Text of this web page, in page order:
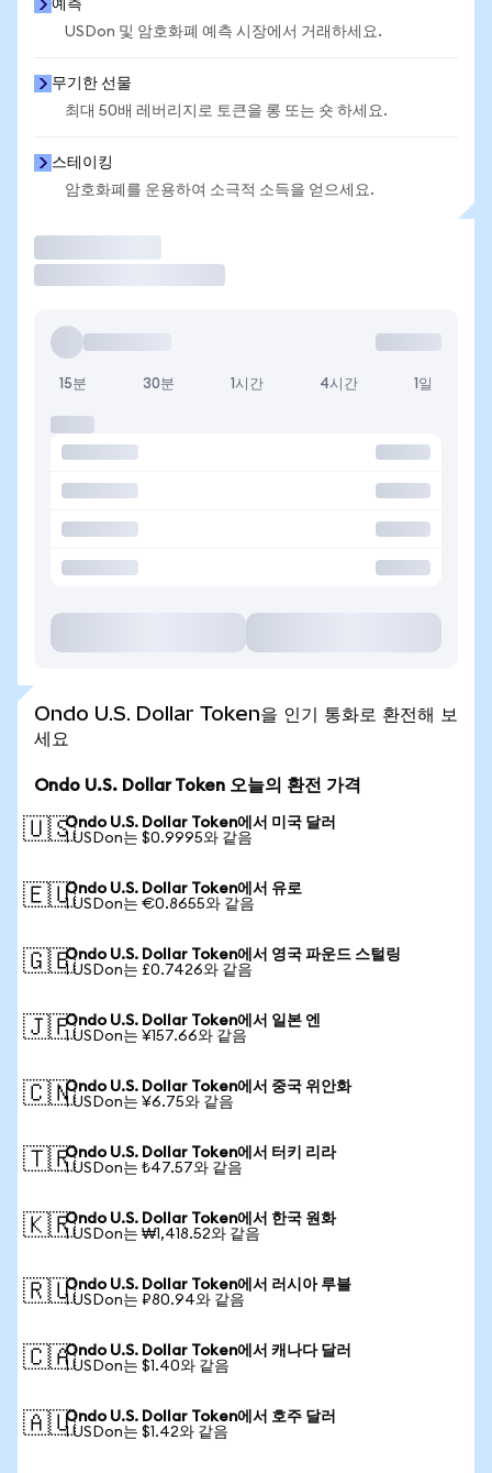
예측
USDon 및 암호화폐 예측 시장에서 거래하세요.
무기한 선물
최대 50배 레버리지로 토큰을 롱 또는 숏 하세요.
스테이킹
암호화폐를 운용하여 소극적 소득을 얻으세요.
15분 30분 1시간 4시간 1일
Ondo U.S. Dollar Token을 인기 통화로 환전해 보
세요
Ondo U.S. Dollar Token 오늘의 환전 가격
🇺🇸Ondo U.S. Dollar Token에서 미국 달러
1 USDon는 $0.9995와 같음
🇪🇺Ondo U.S. Dollar Token에서 유로
1 USDon는 €0.8655와 같음
🇬🇧Ondo U.S. Dollar Token에서 영국 파운드 스털링
1 USDon는 £0.7426와 같음
🇯🇵Ondo U.S. Dollar Token에서 일본 엔
1 USDon는 ¥157.66와 같음
🇨🇳Ondo U.S. Dollar Token에서 중국 위안화
1 USDon는 ¥6.75와 같음
🇹🇷Ondo U.S. Dollar Token에서 터키 리라
1 USDon는 ₺47.57와 같음
🇰🇷Ondo U.S. Dollar Token에서 한국 원화
1 USDon는 ₩1,418.52와 같음
🇷🇺Ondo U.S. Dollar Token에서 러시아 루블
1 USDon는 ₽80.94와 같음
🇨🇦Ondo U.S. Dollar Token에서 캐나다 달러
1 USDon는 $1.40와 같음
🇦🇺Ondo U.S. Dollar Token에서 호주 달러
1 USDon는 $1.42와 같음